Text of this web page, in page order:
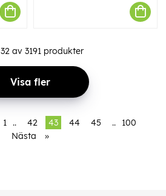
32av 3191produkter
Visa fler
1 .. 42 43 44 45 ..
100
Nästa
»